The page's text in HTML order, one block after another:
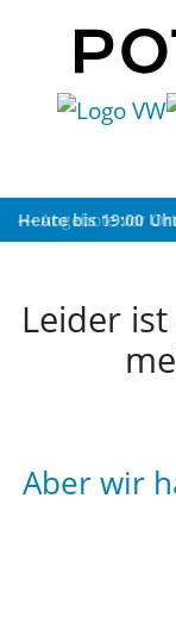
Heute bis 19:00
Leider
Aber wir